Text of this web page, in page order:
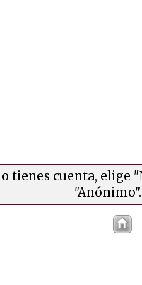
tienes cuenta, elige
"Anónimo".